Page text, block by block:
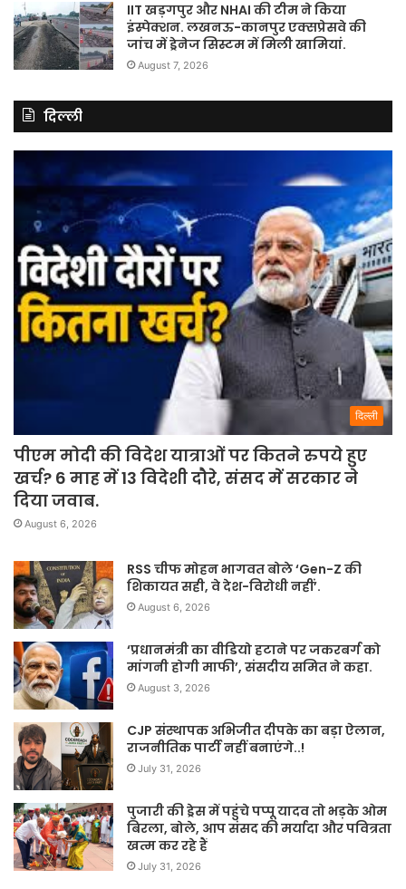
IIT खड़गपुर और NHAI की टीम ने किया
इंस्पेक्शन. लखनऊ-कानपुर एक्सप्रेसवे की
जांच में ड्रेनेज सिस्टम में मिली खामियां.
August 7, 2026
दिल्ली
दिल्ली
पीएम मोदी की विदेश यात्राओं पर कितने रुपये हुए
खर्च? 6 माह में 13 विदेशी दौरे, संसद में सरकार ने
दिया जवाब.
August 6, 2026
RSS चीफ मोहन भागवत बोले ‘Gen-Z की
शिकायत सही, वे देश-विरोधी नहीं’.
August 6, 2026
‘प्रधानमंत्री का वीडियो हटाने पर जकरबर्ग को
मांगनी होगी माफी’, संसदीय समित ने कहा.
August 3, 2026
CJP संस्थापक अभिजीत दीपके का बड़ा ऐलान,
राजनीतिक पार्टी नहीं बनाएंगे..!
July 31, 2026
पुजारी की ड्रेस में पहुंचे पप्पू यादव तो भड़के ओम
बिरला, बोले, आप संसद की मर्यादा और पवित्रता
खत्म कर रहे हैं
July 31, 2026